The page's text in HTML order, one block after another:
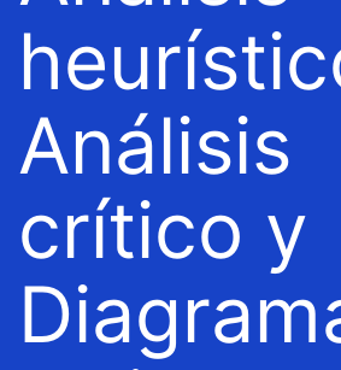
Análisis
crítico y